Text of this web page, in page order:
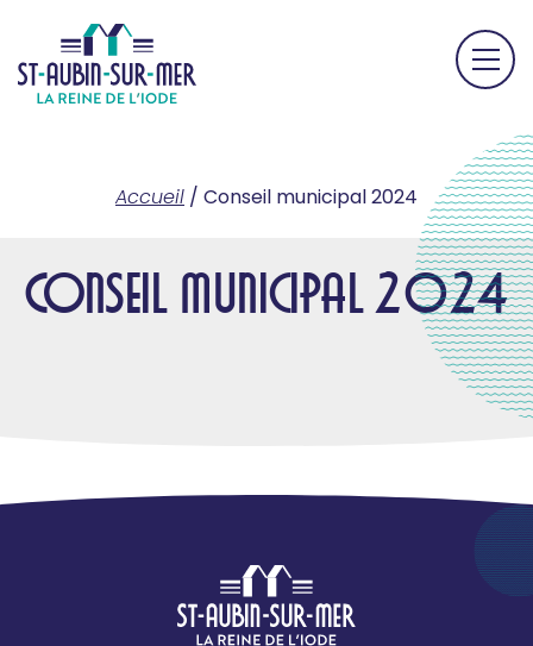
Accueil / Conseil municipal 2024
Conseil municipal 2024